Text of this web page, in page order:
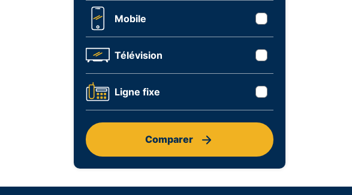
Mobile
Télévision
Ligne fixe
Comparer